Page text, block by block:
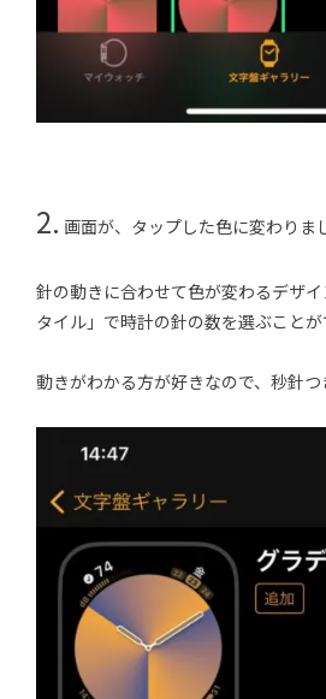
2. 画面が、タップした色に変わりま
針の動きに合わせて色が変わるデザ
タイル」で時計の針の数を選ぶことが
動きがわかる方が好きなので、秒針